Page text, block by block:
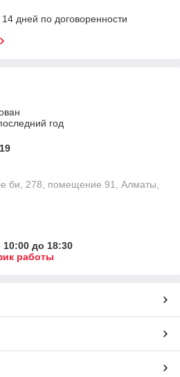
дней по договоренности
год
би, 278, помещение 91, Алматы,
10:00 до 18:30
работы